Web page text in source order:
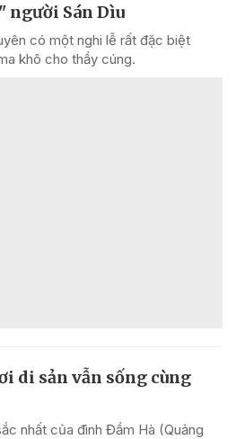
người Sán Dìu
có một nghi lễ rất đặc biệt
khô cho thầy cúng.
di sản vẫn sống cùng
nhất của đình Đầm Hà (Quảng